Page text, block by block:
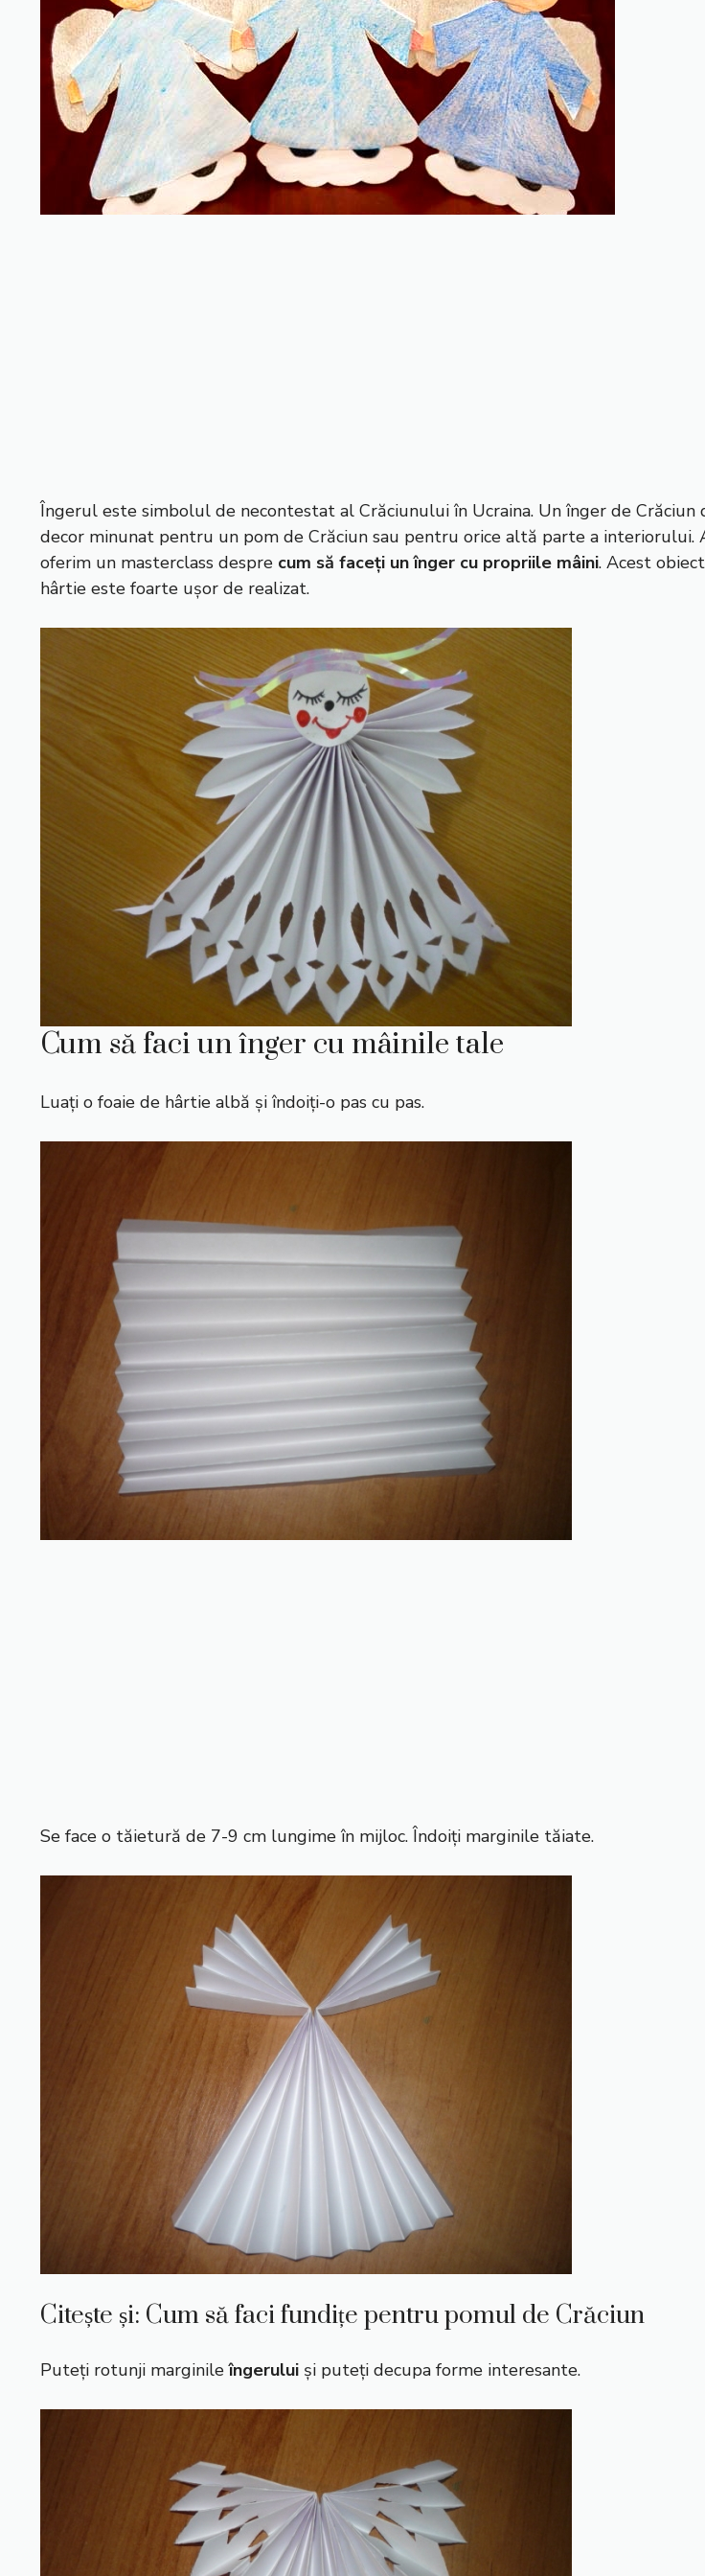
Îngerul este simbolul de necontestat al Crăciunului în Ucraina. Un înger de Crăciun
decor minunat pentru un pom de Crăciun sau pentru orice altă parte a interiorului.
oferim un masterclass despre cum să faceți un înger cu propriile mâini. Acest
hârtie este foarte ușor de realizat.
Cum să faci un înger cu mâinile tale
Luați o foaie de hârtie albă și îndoiți-o pas cu pas.
Se face o tăietură de 7-9 cm lungime în mijloc. Îndoiți marginile tăiate.
Citește și: Cum să faci fundițe pentru pomul de Crăciun
Puteți rotunji marginileîngerului și puteți decupa forme interesante.